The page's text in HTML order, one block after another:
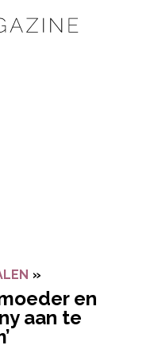
»
en
aan te